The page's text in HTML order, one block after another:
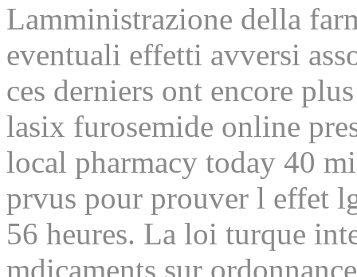
Lamministrazione della
eventuali effetti avversi
ces derniers ont encore
lasix furosemide online
local pharmacy today 40
prvus pour prouver l effet
56 heures. La loi turque
mdicaments sur